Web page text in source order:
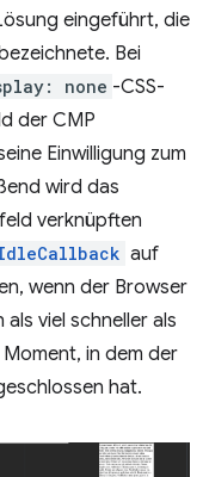
eingeführt, die
Bei
none -CSS-
der CMP
Einwilligung zum
wird das
verknüpften
auf
wenn der Browser
viel schneller als
in dem der
hat.